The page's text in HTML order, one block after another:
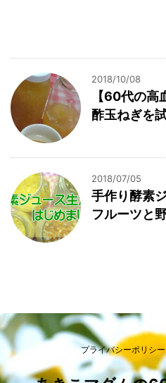
2018/10/08
【60代の高
酢玉ねぎを
2018/07/05
手作り酵素
フルーツと
プライバシーポリシー